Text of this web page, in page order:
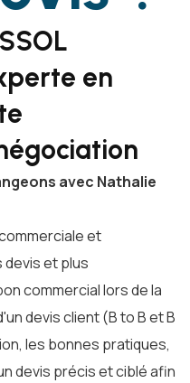
en
avec Nathalie
et
et plus
commercial lors de la
devis client (B to B et B
les bonnes pratiques,
devis précis et ciblé afin